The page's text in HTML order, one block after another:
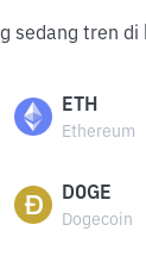
sedang tren
ETH
Ethereum
DOGE
Dogecoin